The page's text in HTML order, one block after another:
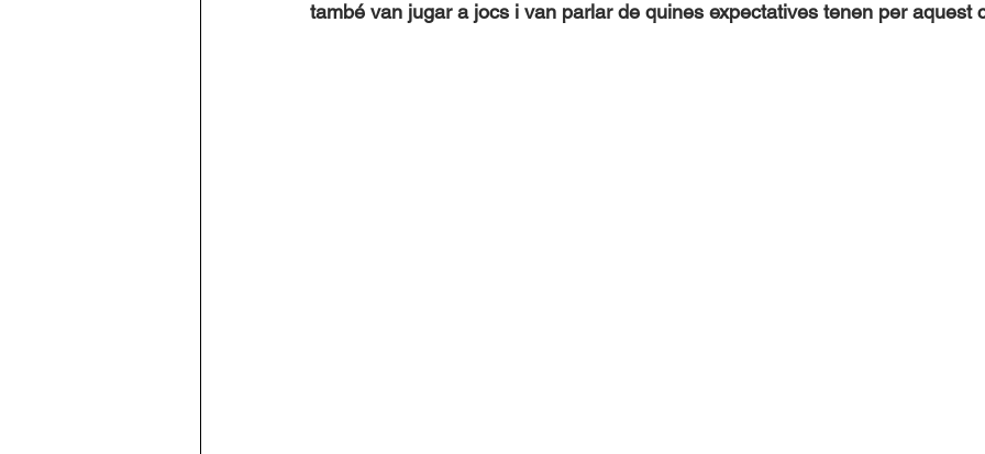
també van jugar a jocs i van parlar de quines expectatives tenen per aquest